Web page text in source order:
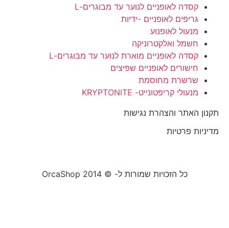
קסדה לאופניים לנוער עד מבוגרים-L
גריפים לאופניים -ידיות
מנעול לאופנוע
חשמל ואלקטרוניקה
קסדה לאופניים מוארת לנוער עד מבוגרים-L
חישורים לאופניים שפיצים
שרשרת מחוסמת
מנעולי קריפטונייט- KRYPTONITE
תקנון האתר והצהרת נגישות
מדיניות פרטיות
כל הזכויות שמורות ל- © 2014 OrcaShop